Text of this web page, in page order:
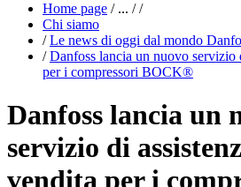
Home page /... / /
Chi siamo
/ Le news di oggi dal mondo
/ Danfoss lancia un nuovo servizio
per i compressori BOCK®
Danfoss lancia un
servizio di
vendita per i